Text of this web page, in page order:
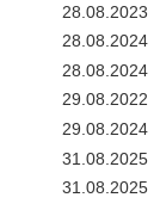
28.08.2023
28.08.2024
28.08.2024
29.08.2022
29.08.2024
31.08.2025
31.08.2025